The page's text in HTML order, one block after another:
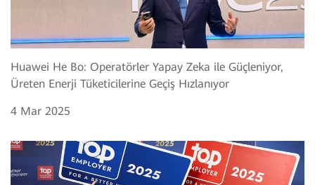
Huawei He Bo: Operatörler Yapay Zeka ile Güçleniyor,
Üreten Enerji Tüketicilerine Geçiş Hızlanıyor
4 Mar 2025